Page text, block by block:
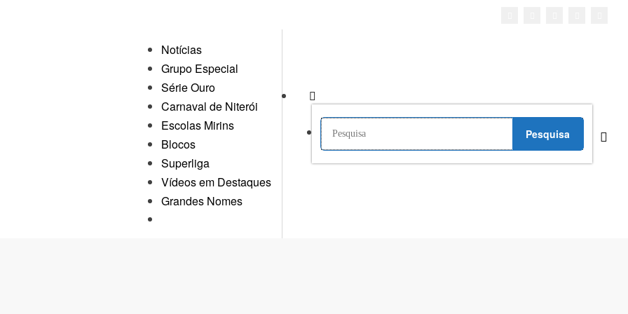
Notícias
Grupo Especial
Série Ouro
Carnaval de Niterói
Escolas Mirins
Blocos
Superliga
Vídeos em Destaques
Grandes Nomes